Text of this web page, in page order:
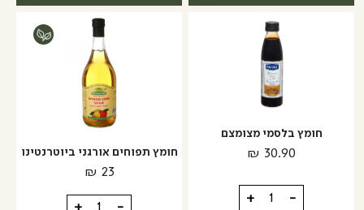
|
ליטר
משקה
שיבולת
שועל
חומץ בלסמי מצומצם
₪ 30.90
-
כמות
+
חומץ תפוחים אורגני ביוטרנטינו
₪ 23
-
כמות +